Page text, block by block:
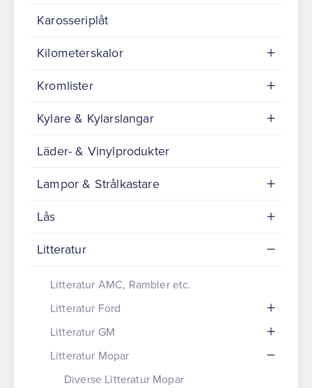
Karosseriplåt
Kilometerskalor
Kromlister
Kylare & Kylarslangar
Läder- & Vinylprodukter
Lampor & Strålkastare
Lås
Litteratur
Litteratur AMC, Rambler etc.
Litteratur Ford
Litteratur GM
Litteratur Mopar
Diverse Litteratur Mopar